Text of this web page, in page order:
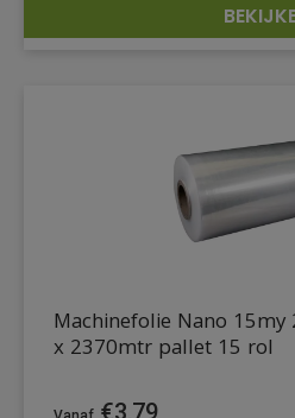
Machinefolie Nano
x 2370mtr pallet 15 rol
€3,79